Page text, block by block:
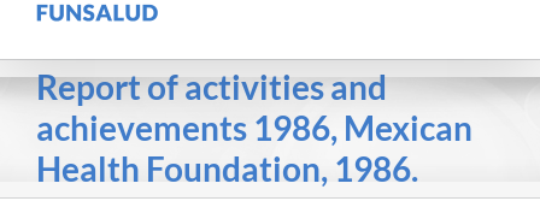
Report of activities and
achievements 1986, Mexican
Health Foundation, 1986.